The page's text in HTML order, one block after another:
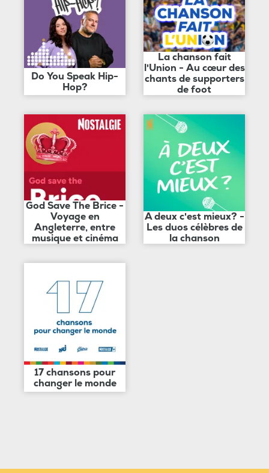
Do You Speak Hip-
Hop?
La chanson fait
l'Union - Au cœur des
chants de supporters
de foot
God Save The Brice -
Voyage en
Angleterre, entre
musique et cinéma
A deux c'est mieux? -
Les duos célèbres de
la chanson
17 chansons pour
changer le monde